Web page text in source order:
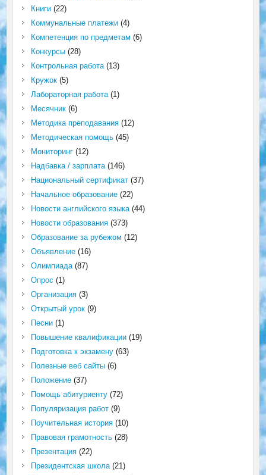
Книги(22)
Коммунальные платежи(4)
Компетенция по предметам (6)
Конкурсы(28)
Контрольная работа(13)
Кружок(5)
Лабораторная работа(1)
Месячник(6)
Методика преподавания(12)
Методическая помощь(45)
Мониторинг(12)
Надбавка / зарплата(146)
Национальный сертификат(37)
Начальное образование(22)
Новости английского языка(44)
Новости образования(373)
Образование за рубежом (12)
Объявление(16)
Олимпиада(87)
Опрос (1)
Организация(3)
Открытый урок(9)
Песни(1)
Повышение квалификации(19)
Подготовка к экзамену(63)
Полезные веб сайты(6)
Положение(37)
Помощь абитуриенту(72)
Популяризация работ(9)
Поучительная история(10)
Правовая грамотность(28)
Презентация(22)
Президентская школа(21)